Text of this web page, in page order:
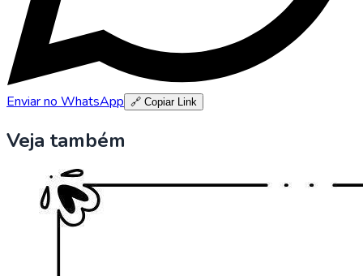
Enviar no WhatsApp 🔗 Copiar Link
Veja também